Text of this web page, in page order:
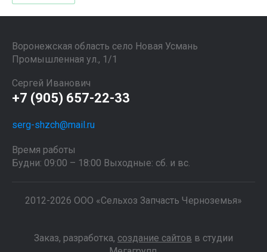
Воронежская область село Новая Усмань
Промышленная ул., 1/1
Сергей Иванович
+7 (905) 657-22-33
serg-shzch@mail.ru
Время работы
Будни: 09:00 – 18:00 Выходные: сб. и вс.
2012-2026 ООО «Сельхоз Запчасть Черноземья»
Заказ, разработка, создание сайтов в студии